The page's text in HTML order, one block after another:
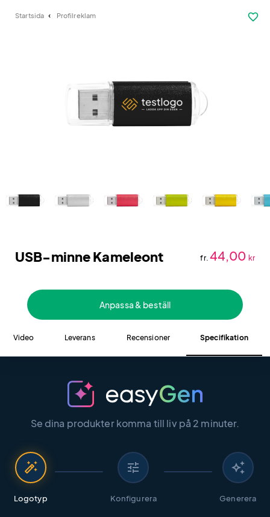
Startsida Profilreklam favorite_border
USB-minne Kameleont fr. 44,00 kr
Anpassa & beställ
Video Leverans Recensioner Specifikation
Se dina produkter komma till liv på 2 minuter.
auto_fix_high
Logotyp
tune
Konfigurera
auto_awesome
Generera